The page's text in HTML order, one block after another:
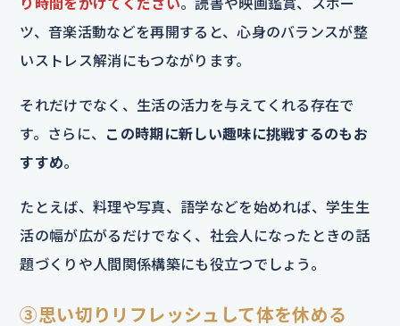
ツ、音楽活動などを再開すると、心身のバランスが整
いストレス解消にもつながります。
それだけでなく、生活の活力を与えてくれる存在で
す。さらに、 この時期に新しい趣味に挑戦するのもお
すすめ。
たとえば、料理や写真、語学などを始めれば、学生生
活の幅が広がるだけでなく、社会人になったときの話
題づくりや人間関係構築にも役立つでしょう。
③思い切りリフレッシュして体を休める